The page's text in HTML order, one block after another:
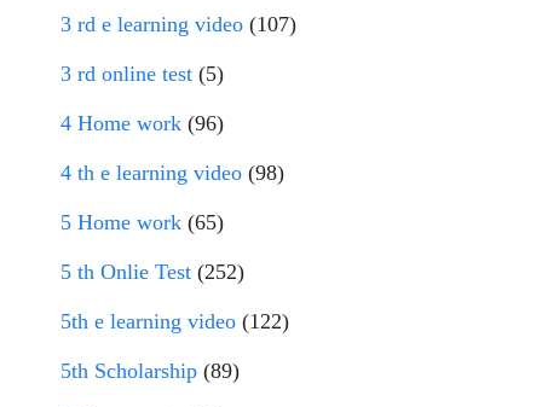
3 rd e learning video (107)
3 rd online test (5)
4 Home work (96)
4 th e learning video (98)
5 Home work (65)
5 th Onlie Test (252)
5th e learning video (122)
5th Scholarship (89)